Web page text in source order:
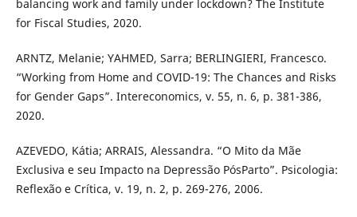
balancing work and family under lockdown? The Institute
for Fiscal Studies, 2020.
ARNTZ, Melanie; YAHMED, Sarra; BERLINGIERI, Francesco.
“Working from Home and COVID-19: The Chances and Risks
for Gender Gaps”. Intereconomics, v. 55, n. 6, p. 381-386,
2020.
AZEVEDO, Kátia; ARRAIS, Alessandra. “O Mito da Mãe
Exclusiva e seu Impacto na Depressão PósParto”. Psicologia:
Reflexão e Crítica, v. 19, n. 2, p. 269-276, 2006.